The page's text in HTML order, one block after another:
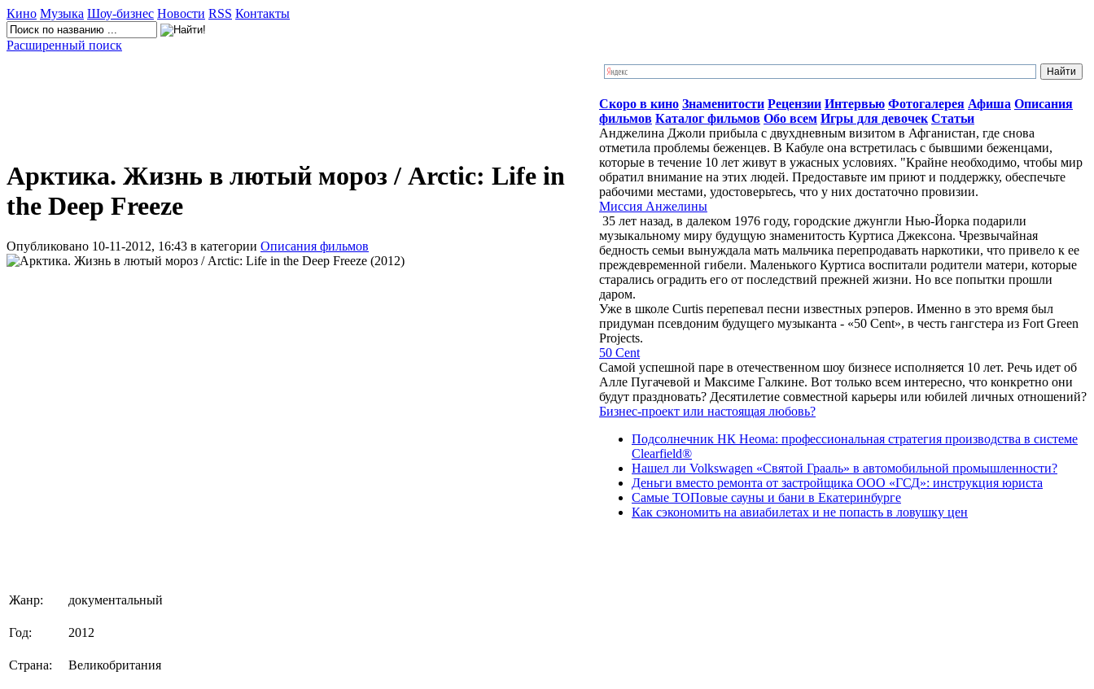
Кино Музыка Шоу-бизнес Новости RSS Контакты
Расширенный поиск
Арктика. Жизнь в лютый мороз / Arctic: Life in
the Deep Freeze
Опубликовано 10-11-2012, 16:43 в категории Описания фильмов
Жанр: документальный
Год: 2012
Страна: Великобритания
Скоро в кино Знаменитости Рецензии Интервью Фотогалерея Афиша Описания
фильмов Каталог фильмов Обо всем Игры для девочек Статьи
Анджелина Джоли прибыла с двухдневным визитом в Афганистан, где снова
отметила проблемы беженцев. В Кабуле она встретилась с бывшими беженцами,
которые в течение 10 лет живут в ужасных условиях. "Крайне необходимо, чтобы мир
обратил внимание на этих людей. Предоставьте им приют и поддержку, обеспечьте
рабочими местами, удостоверьтесь, что у них достаточно провизии.
Миссия Анжелины
35 лет назад, в далеком 1976 году, городские джунгли Нью-Йорка подарили
музыкальному миру будущую знаменитость Куртиса Джексона. Чрезвычайная
бедность семьи вынуждала мать мальчика перепродавать наркотики, что привело к ее
преждевременной гибели. Маленького Куртиса воспитали родители матери, которые
старались оградить его от последствий прежней жизни. Но все попытки прошли
даром.
Уже в школе Curtis перепевал песни известных рэперов. Именно в это время был
придуман псевдоним будущего музыканта - «50 Cent», в честь гангстера из Fort Green
Projects.
50 Cent
Самой успешной паре в отечественном шоу бизнесе исполняется 10 лет. Речь идет об
Алле Пугачевой и Максиме Галкине. Вот только всем интересно, что конкретно они
будут праздновать? Десятилетие совместной карьеры или юбилей личных отношений?
Бизнес-проект или настоящая любовь?
Подсолнечник НК Неома: профессиональная стратегия производства в системе
Clearfield®
Нашел ли Volkswagen «Святой Грааль» в автомобильной промышленности?
Деньги вместо ремонта от застройщика ООО «ГСД»: инструкция юриста
Самые ТОПовые сауны и бани в Екатеринбурге
Как сэкономить на авиабилетах и не попасть в ловушку цен